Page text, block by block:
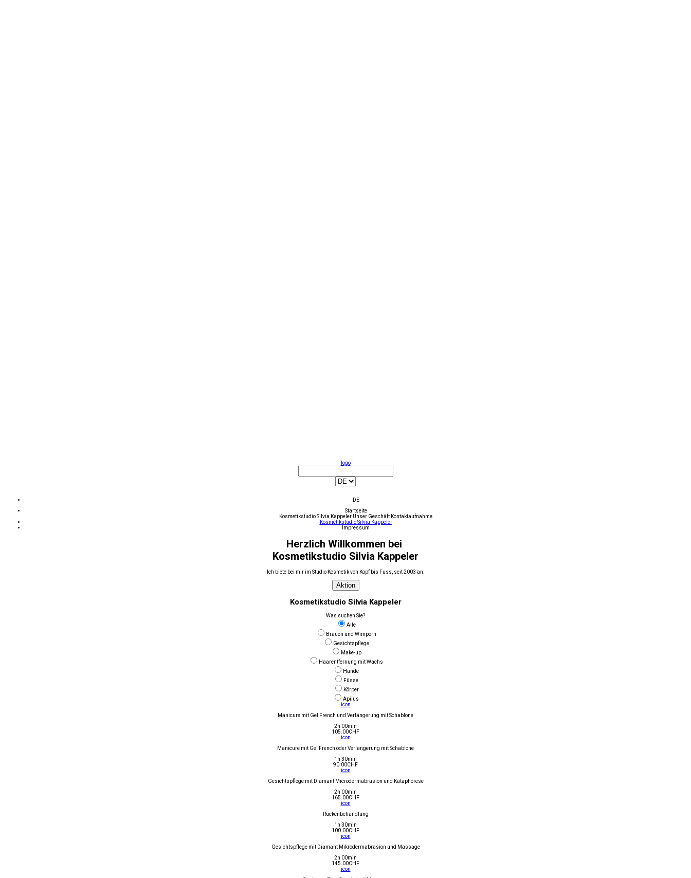
logo
DE
Startseite
Kosmetikstudio Silvia Kappeler Unser Geschäft Kontaktaufnahme
Kosmetikstudio Silvia Kappeler
Impressum
Herzlich Willkommen bei
Kosmetikstudio Silvia Kappeler
Ich biete bei mir im Studio Kosmetik von Kopf bis Fuss, seit 2003 an.
Aktion
Kosmetikstudio Silvia Kappeler
Was suchen Sie?
Alle
Brauen und Wimpern
Gesichtspflege
Make-up
Haarentfernung mit Wachs
Hände
Füsse
Körper
Apilus
icon
Manicure mit Gel French und Verlängerung mit Schablone
2h 00min
105.00CHF
icon
Manicure mit Gel French oder Verlängerung mit Schablone
1h 30min
90.00CHF
icon
Gesichtspflege mit Diamant Microdermabrasion und Kataphorese
2h 00min
165.00CHF
icon
Rückenbehandlung
1h 30min
100.00CHF
icon
Gesichtspflege mit Diamant Mikrodermabrasion und Massage
2h 00min
145.00CHF
icon